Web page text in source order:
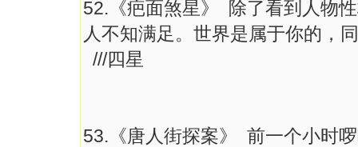
52.《疤面煞星》 除了看到人物
人不知满足。世界是属于你的，
///四星
53.《唐人街探案》 前一个小时